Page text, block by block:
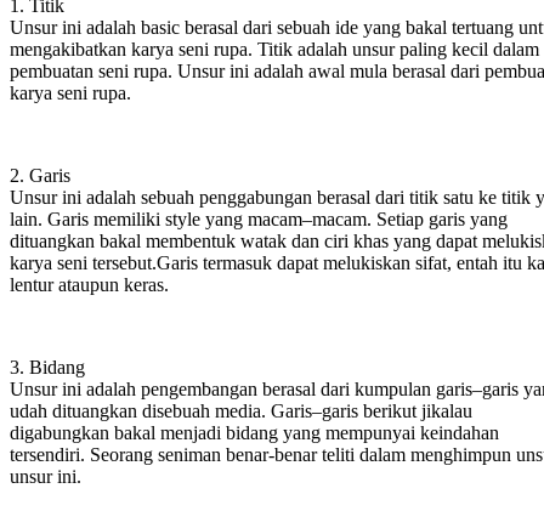
1. Titik
Unsur ini adalah basic berasal dari sebuah ide yang bakal tertuang
mengakibatkan karya seni rupa. Titik adalah unsur paling kecil dalam
pembuatan seni rupa. Unsur ini adalah awal mula berasal dari
karya seni rupa.
2. Garis
Unsur ini adalah sebuah penggabungan berasal dari titik satu ke titik
lain. Garis memiliki style yang macam–macam. Setiap garis yang
dituangkan bakal membentuk watak dan ciri khas yang dapat
karya seni tersebut.Garis termasuk dapat melukiskan sifat, entah itu
lentur ataupun keras.
3. Bidang
Unsur ini adalah pengembangan berasal dari kumpulan garis–garis
udah dituangkan disebuah media. Garis–garis berikut jikalau
digabungkan bakal menjadi bidang yang mempunyai keindahan
tersendiri. Seorang seniman benar-benar teliti dalam menghimpun
unsur ini.